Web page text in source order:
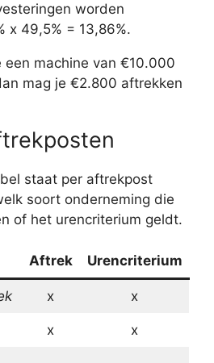
worden
x 49,5% = 13,86%.
een machine van €10.000
mag je €2.800 aftrekken
staat per aftrekpost
soort onderneming die
of het urencriterium geldt.
Aftrek Urencriterium
x x
x x